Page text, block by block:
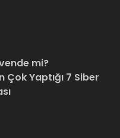
mi?
Çok Yaptığı 7 Siber